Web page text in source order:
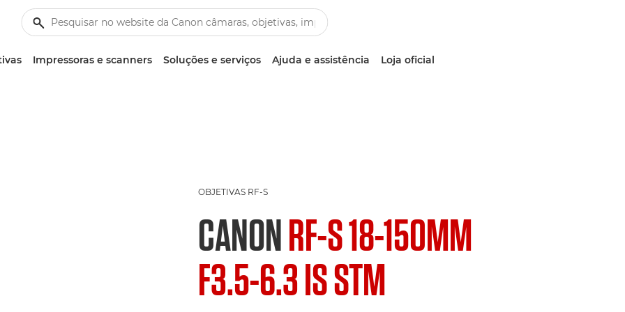
Impressoras e scanners Soluções e serviços Ajuda e assistência Loja oficial
OBJETIVAS RF-S
CANONRF-S 18-150MM
F3.5-6.3 IS STM